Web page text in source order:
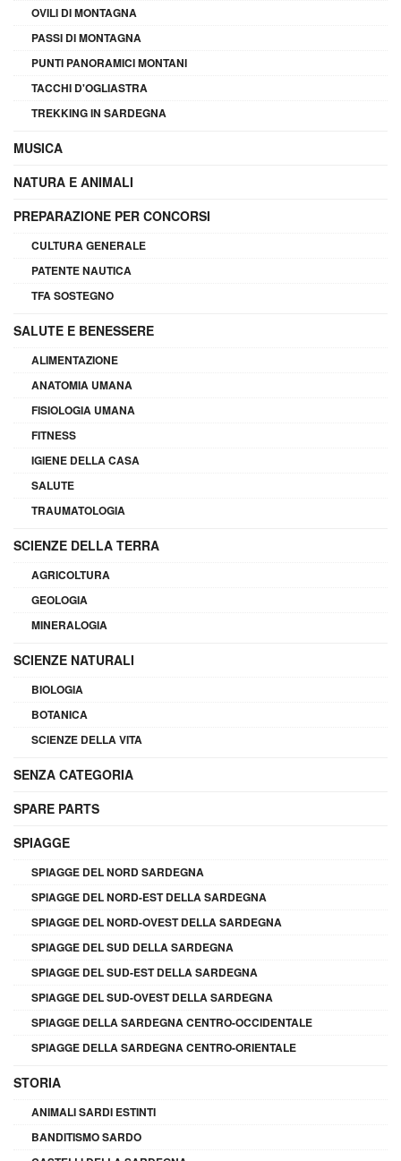
OVILI DI MONTAGNA
PASSI DI MONTAGNA
PUNTI PANORAMICI MONTANI
TACCHI D'OGLIASTRA
TREKKING IN SARDEGNA
MUSICA
NATURA E ANIMALI
PREPARAZIONE PER CONCORSI
CULTURA GENERALE
PATENTE NAUTICA
TFA SOSTEGNO
SALUTE E BENESSERE
ALIMENTAZIONE
ANATOMIA UMANA
FISIOLOGIA UMANA
FITNESS
IGIENE DELLA CASA
SALUTE
TRAUMATOLOGIA
SCIENZE DELLA TERRA
AGRICOLTURA
GEOLOGIA
MINERALOGIA
SCIENZE NATURALI
BIOLOGIA
BOTANICA
SCIENZE DELLA VITA
SENZA CATEGORIA
SPARE PARTS
SPIAGGE
SPIAGGE DEL NORD SARDEGNA
SPIAGGE DEL NORD-EST DELLA SARDEGNA
SPIAGGE DEL NORD-OVEST DELLA SARDEGNA
SPIAGGE DEL SUD DELLA SARDEGNA
SPIAGGE DEL SUD-EST DELLA SARDEGNA
SPIAGGE DEL SUD-OVEST DELLA SARDEGNA
SPIAGGE DELLA SARDEGNA CENTRO-OCCIDENTALE
SPIAGGE DELLA SARDEGNA CENTRO-ORIENTALE
STORIA
ANIMALI SARDI ESTINTI
BANDITISMO SARDO